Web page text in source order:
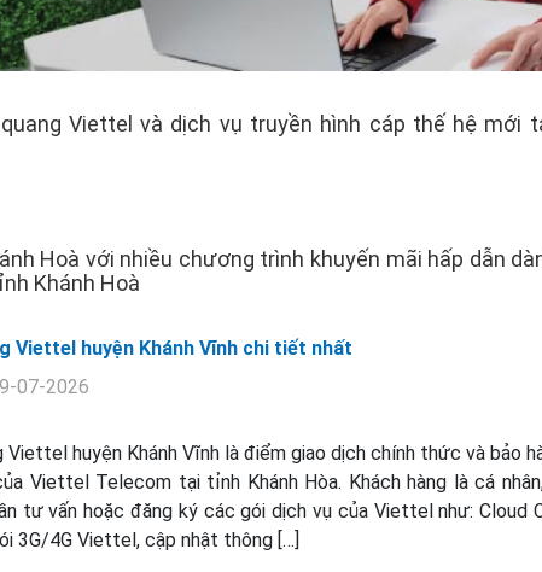
Viettel và dịch vụ truyền hình cáp thế hệ mới
Hoà với nhiều chương trình khuyến mãi hấp dẫn
Khánh Hoà
Viettel huyện Khánh Vĩnh chi tiết nhất
07-2026
Viettel huyện Khánh Vĩnh là điểm giao dịch chính thức và bảo
Viettel Telecom tại tỉnh Khánh Hòa. Khách hàng là cá
tư vấn hoặc đăng ký các gói dịch vụ của Viettel như: Cloud
3G/4G Viettel, cập nhật thông […]